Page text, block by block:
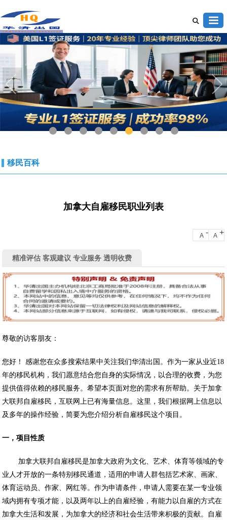
1 2 3 4 5 6 7 8 9
移民百科
加拿大自雇移民职业列表
A - A +
精准评估 客观建议 专业服务 透明收费
尊敬的访客朋友：
您好！ 感谢您在众多搜索结果中关注我们华清出国。作为一家从业近18
年的移民机构，我们愿意结合您自身的实际情况，以合理的收费，为您
提供值得依赖的移民服务。希望本页面对您的需求有所帮助。关于加拿
大联邦自雇移民，互联网上已有海量信息。这里，我们根据网上信息以
及多年的操作经验，简要为您介绍分析自雇移民这个项目。
一，项目性质
加拿大联邦自雇移民是加拿大政府为文化、艺术、体育等领域的专
业人才开放的一条特别移民通道，适用的申请人群包括艺术家、画家、
体育运动员、作家、网红等。作为申请条件，申请人需要在某一专业领
域内拥有专项才能，以及两年以上的自雇经验，有能力以自雇的方式在
加拿大生活和发展，为加拿大的经济和社会生活带来枳极的贡献。自雇